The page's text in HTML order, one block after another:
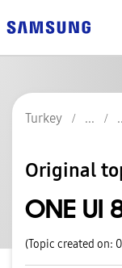
Turkey
Original
ONE UI
(Topic created on: